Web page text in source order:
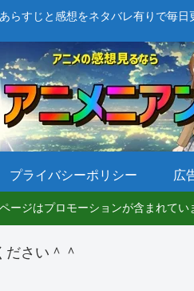
らすじと感想をネタバレ有りで毎日
プライバシーポリシー 広
ージはプロモーションが含まれてい
さい＾＾